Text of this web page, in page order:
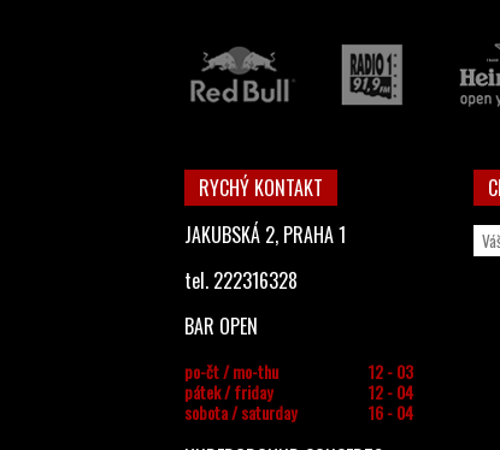
RYCHÝ KONTAKT
JAKUBSKÁ 2, PRAHA 1
tel. 222316328
BAR OPEN
po-čt / mo-thu
12 - 03
pátek / friday
12 - 04
sobota / saturday
16 - 04